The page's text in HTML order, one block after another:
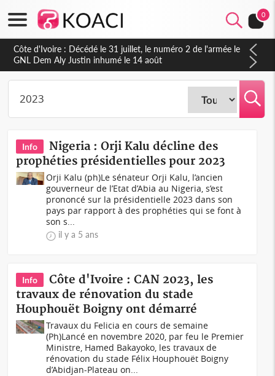
0
Côte d'Ivoire : Décédé le 31 juillet, le numéro 2 de l'armée le
GNL Dem Aly Justin inhumé le 14 août
Info
Nigeria : Orji Kalu décline des
prophéties présidentielles pour 2023
Orji Kalu (ph)Le sénateur Orji Kalu, l’ancien
gouverneur de l’Etat d’Abia au Nigeria, s’est
prononcé sur la présidentielle 2023 dans son
pays par rapport à des prophéties qui se font à
son s...
il y a 5 ans
Info
Côte d'Ivoire : CAN 2023, les
travaux de rénovation du stade
Houphouët Boigny ont démarré
Travaux du Felicia en cours de semaine
(Ph)Lancé en novembre 2020, par feu le Premier
Ministre, Hamed Bakayoko, les travaux de
rénovation du stade Félix Houphouët Boigny
d’Abidjan-Plateau on...